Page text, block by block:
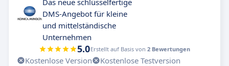
DMS-Angebot für kleine
und mittelständische
Unternehmen
5.0Erstellt auf Basis von 2 Bewertungen
Kostenlose Version
Kostenlose Testversion